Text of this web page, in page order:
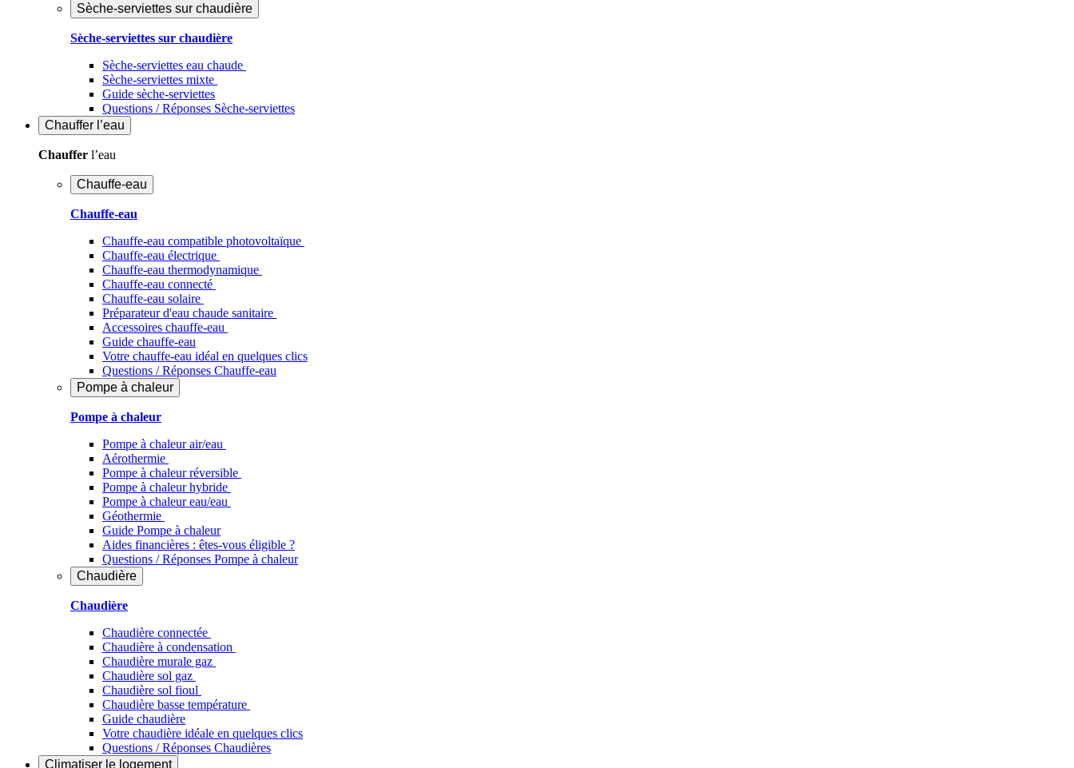
Sèche-serviettes sur chaudière
Sèche-serviettes sur chaudière
Sèche-serviettes eau chaude
Sèche-serviettes mixte
Guide sèche-serviettes
Questions / Réponses Sèche-serviettes
Chauffer l’eau
Chauffer l’eau
Chauffe-eau
Chauffe-eau
Chauffe-eau compatible photovoltaïque
Chauffe-eau électrique
Chauffe-eau thermodynamique
Chauffe-eau connecté
Chauffe-eau solaire
Préparateur d'eau chaude sanitaire
Accessoires chauffe-eau
Guide chauffe-eau
Votre chauffe-eau idéal en quelques clics
Questions / Réponses Chauffe-eau
Pompe à chaleur
Pompe à chaleur
Pompe à chaleur air/eau
Aérothermie
Pompe à chaleur réversible
Pompe à chaleur hybride
Pompe à chaleur​ eau/eau
Géothermie
Guide Pompe à chaleur
Aides financières : êtes-vous éligible ?
Questions / Réponses Pompe à chaleur
Chaudière
Chaudière
Chaudière connectée
Chaudière à condensation
Chaudière murale gaz
Chaudière sol gaz
Chaudière sol fioul
Chaudière basse température
Guide chaudière
Votre chaudière idéale en quelques clics
Questions / Réponses Chaudières
Climatiser le logement